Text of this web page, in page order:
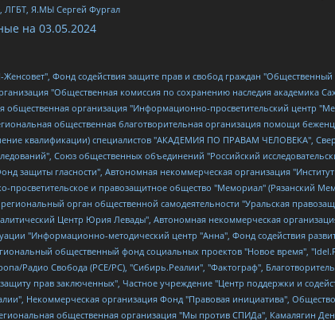
ЛГБТ, Я.МЫ Сергей Фургал
на 03.05.2024
Денис Николаевич, Маркелов Сергей Евгеньевич, Пономарев Лев Александрович, Савицкая Людмила Алексеевна, Автономная некоммерческая организация "Центр по работе с проблемой насилия "НАСИЛИЮ.НЕТ", Межрегиональный профессиональный союз работников здравоохранения "Альянс врачей", Юридическое лицо, зарегистрированное в Латвийской Республике, SIA "Medusa Project" (регистрационный номер 40103797863, дата регистрации 10.06.2014), Некоммерческая организация "Фонд по борьбе с коррупцией", Автономная некоммерческая организация "Институт права и публичной политики", Баданин Роман Сергеевич, Гликин Максим Александрович, Железнова Мария Михайловна, Лукьянова Юлия Сергеевна, Маетная Елизавета Витальевна, Маняхин Петр Борисович, Чуракова Ольга Владимировна, Ярош Юлия Петровна, Юридическое лицо "The Insider SIA", зарегистрированное в Риге, Латвийская Республика (дата регистрации 26.06.2015), являющееся администратором доменного имени интернет-издания "The Insider SIA", https://theins.ru, Постернак Алексей Евгеньевич, Рубин Михаил Аркадьевич, Анин Роман Александрович, Юридическое лицо Istories fonds, зарегистрированное в Латвийской Республике (регистрационный номер 50008295751, дата регистрации 24.02.2020), Великовский Дмитрий Александрович, Долинина Ирина Николаевна, Мароховская Алеся Алексеевна, Шлейнов Роман Юрьевич, Шмагун Олеся Валентиновна, Общество с ограниченной ответственностью "Альтаир 2021", Общество с ограниченной ответственностью "Вега 2021", Общество с ограниченной ответственностью "Главный редактор 2021", Общество с ограниченной ответственностью "Ромашки монолит", Важенков Артем Валерьевич, Ивановская областная общественная организация "Центр гендерных исследований", Гурман Юрий Альбертович, Медиапроект "ОВД-Инфо", Егоров Владимир Владимирович, Жилинский Владимир Александрович, Общество с ограниченной ответственностью "ЗП", Иванова София Юрьевна, Карезина Инна Павловна, Кильтау Екатерина Викторовна, Петров Алексей Викторович, Пискунов Сергей Евгеньевич, Смирнов Сергей Сергеевич, Тихонов Михаил Сергеевич, Общество с ограниченной ответственностью "ЖУРНАЛИСТ-ИНОСТРАННЫЙ АГЕНТ", Арапова Галина Юрьевна, Вольтская Татьяна Анатольевна, Американская компания "Mason G.E.S. Anonymous Foundation" (США), являющаяся владельцем интернет-издания https://mnews.world/, Компания "Stichting Bellingcat", зарегистрированная в Нидерландах (дата регистрации 11.07.2018), Захаров Андрей Вячеславович, Клепиковская Екатерина Дмитриевна, Общество с ограниченной ответственностью "МЕМО", Перл Роман Александрович, Симонов Евгений Алексеевич, Соловьева Елена Анатольевна, Сотников Даниил Владимирович, Сурначева Елизавета Дмитриевна, Автономная некоммерческая организация по защите прав человека и информированию населения "Якутия – Наше Мнение", Общество с ограниченной ответственностью "Москоу диджитал медиа", с 26.01.2023 Общество с ограниченной ответственностью "Чайка Белые сады", Ветошкина Валерия Валерьевна, Заговора Максим Александрович, Межрегиональное общественное движение "Российская ЛГБТ - сеть", Оленичев Максим Владимирович, Павлов Иван Юрьевич, Скворцова Елена Сергеевна, Общество с ограниченной ответственностью "Как бы инагент", Кочетков Игорь